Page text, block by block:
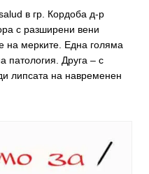
в гр. Кордоба д-р
с разширени вени
на мерките. Една голяма
патология. Друга – с
липсата на навременен